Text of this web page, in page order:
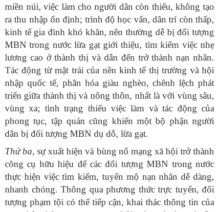
miền núi, việc làm cho người dân còn thiếu, không tạo
ra thu nhập ổn định; trình độ học vấn, dân trí còn thấp,
kinh tế gia đình khó khăn, nên thường dễ bị đối tượng
MBN trong nước lừa gạt giới thiệu, tìm kiếm việc nhẹ
lương cao ở thành thị và dẫn đến trở thành nạn nhân.
Tác động từ mặt trái của nền kinh tế thị trường và hội
nhập quốc tế, phân hóa giàu nghèo, chênh lệch phát
triển giữa thành thị và nông thôn, nhất là với vùng sâu,
vùng xa; tình trạng thiếu việc làm và tác động của
phong tục, tập quán cũng khiến một bộ phận người
dân bị đối tượng MBN dụ dỗ, lừa gạt.
Thứ ba, sự xuất hiện và bùng nổ mạng xã hội trở thành
công cụ hữu hiệu để các đối tượng MBN trong nước
thực hiện việc tìm kiếm, tuyển mộ nạn nhân dễ dàng,
nhanh chóng. Thông qua phương thức trực tuyến, đối
tượng phạm tội có thể tiếp cận, khai thác thông tin của